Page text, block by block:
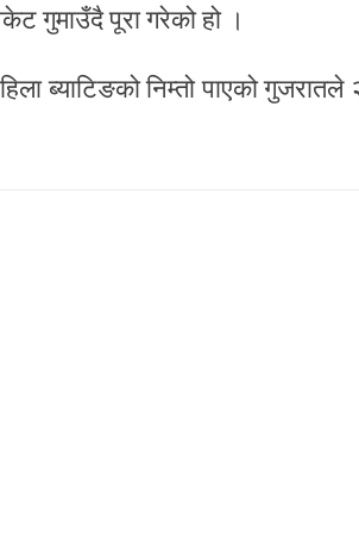
गुमाउँदै पूरा गरेको हो ।
ब्याटिङको निम्तो पाएको